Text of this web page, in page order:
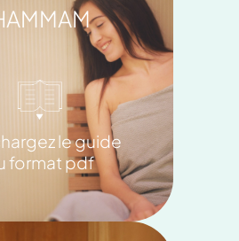
le guide
format pdf